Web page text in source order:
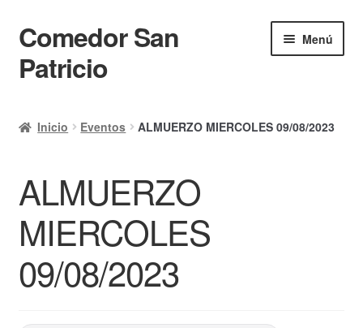
Ir
a
la
Ir
al
contenido
Comedor San
Patricio
Menú
Calendario
Mi cuenta
Ayuda Rapida
Finalizar compra
Inicio Eventos ALMUERZO MIERCOLES 09/08/2023
ALMUERZO
MIERCOLES
09/08/2023